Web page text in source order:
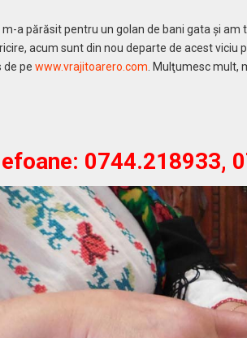
m-a părăsit pentru un golan de bani gata şi
acum sunt din nou departe de acest
de pewww.vrajitoarero.com . Mulţumesc mult,
0744.218933,